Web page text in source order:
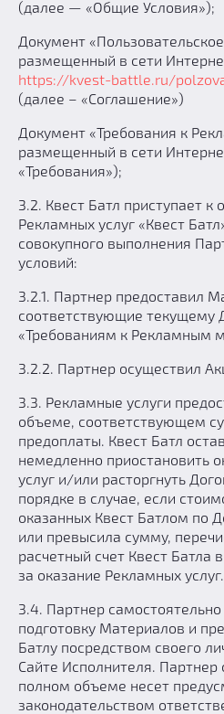
(далее — «Общие Условия»);
Документ
размещенный в сети
https://kvest-battle.ru/
(далее – «Соглашение»)
Документ «Требования к
размещенный в сети
«Требования»);
3.2. Квест Батл приступает к
Рекламных услуг «Квест
совокупного выполнения
условий:
3.2.1. Партнер предоставил
соответствующие текущему
«Требованиям к Рекламным
3.2.2. Партнер осуществил
3.3. Рекламные услуги
объеме, соответствующем
предоплаты. Квест Батл
немедленно приостановить
услуг и/или расторгнуть
порядке в случае, если
оказанных Квест Батлом по
или превысила сумму,
расчетный счет Квест Батла
за оказание Рекламных услуг.
3.4. Партнер
подготовку Материалов и
Батлу посредством своего
Сайте Исполнителя. Партнер
полном объеме несет
законодательством